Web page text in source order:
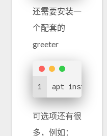
还需要安装一
个配套的
greeter
1 apt install
可选项还有很
多，例如：